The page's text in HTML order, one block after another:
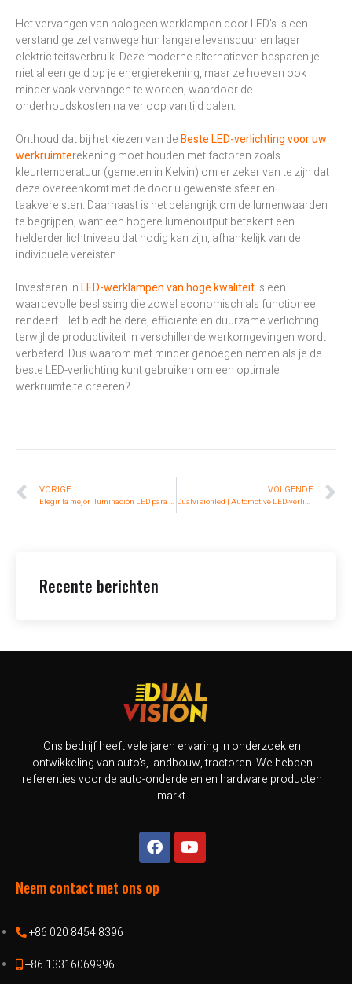
Het vervangen van halogeen werklampen door LED's is een
verstandige zet vanwege hun langere levensduur en lager
elektriciteitsverbruik. Deze moderne alternatieven besparen je
niet alleen geld op je energierekening, maar ze hoeven ook
minder vaak vervangen te worden, waardoor de
onderhoudskosten na verloop van tijd dalen.
Onthoud dat bij het kiezen van deBeste LED-verlichting voor uw
werkruimterekening moet houden met factoren zoals
kleurtemperatuur (gemeten in Kelvin) om er zeker van te zijn dat
deze overeenkomt met de door u gewenste sfeer en
taakvereisten. Daarnaast is het belangrijk om de lumenwaarden
te begrijpen, want een hogere lumenoutput betekent een
helderder lichtniveau dat nodig kan zijn, afhankelijk van de
individuele vereisten.
Investeren inLED-werklampen van hoge kwaliteitis een
waardevolle beslissing die zowel economisch als functioneel
rendeert. Het biedt heldere, efficiënte en duurzame verlichting
terwijl de productiviteit in verschillende werkomgevingen wordt
verbeterd. Dus waarom met minder genoegen nemen als je de
beste LED-verlichting kunt gebruiken om een optimale
werkruimte te creëren?
VORIGE
Elegir la mejor iluminación LED para optimizar los espacios de trabajo
VOLGENDE
Dualvisionled | Automotive LED-verlichting
Recente berichten
Ons bedrijf heeft vele jaren ervaring in onderzoek en
ontwikkeling van auto's, landbouw, tractoren. We hebben
referenties voor de auto-onderdelen en hardware producten
markt.
Neem contact met ons op
+86 020 8454 8396
+86 13316069996